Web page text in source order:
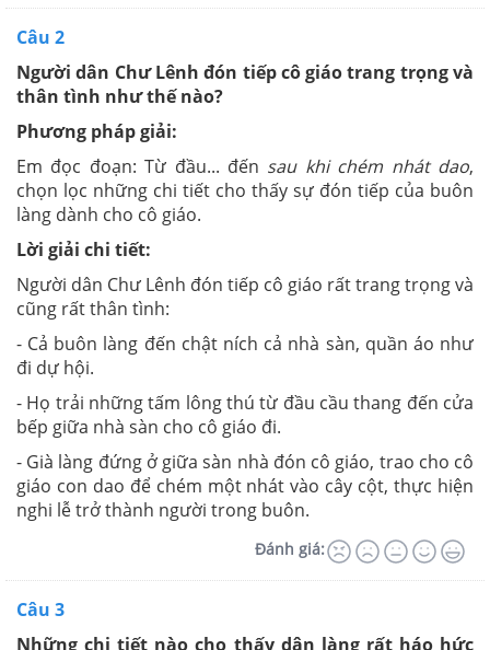
Câu 2
Người dân Chư Lênh đón tiếp cô giáo trang trọng và
thân tình như thế nào?
Phương pháp giải:
Em đọc đoạn: Từ đầu... đến sau khi chém nhát dao,
chọn lọc những chi tiết cho thấy sự đón tiếp của buôn
làng dành cho cô giáo.
Lời giải chi tiết:
Người dân Chư Lênh đón tiếp cô giáo rất trang trọng và
cũng rất thân tình:
- Cả buôn làng đến chật ních cả nhà sàn, quần áo như
đi dự hội.
- Họ trải những tấm lông thú từ đầu cầu thang đến cửa
bếp giữa nhà sàn cho cô giáo đi.
- Già làng đứng ở giữa sàn nhà đón cô giáo, trao cho cô
giáo con dao để chém một nhát vào cây cột, thực hiện
nghi lễ trở thành người trong buôn.
Đánh giá:
Câu 3
Những chi tiết nào cho thấy dân làng rất háo hức